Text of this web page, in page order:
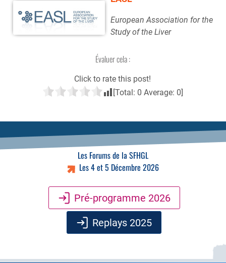
European Association for the
Study of the Liver
Évaluer cela :
Click to rate this post!
[Total: 0 Average: 0]
Les Forums de la SFHGL
Les 4 et 5 Décembre 2026
Pré-programme 2026
Replays 2025